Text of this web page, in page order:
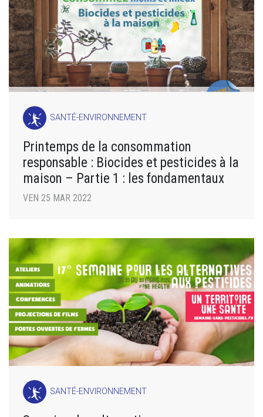
SANTÉ-ENVIRONNEMENT
Printemps de la consommation
responsable : Biocides et pesticides à la
maison – Partie 1 : les fondamentaux
VEN 25 MAR 2022
SANTÉ-ENVIRONNEMENT